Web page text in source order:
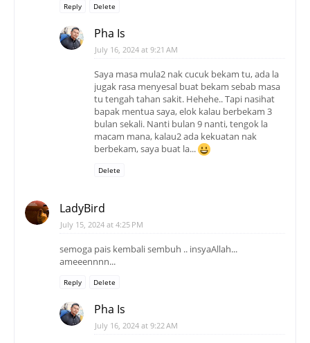
Reply Delete
Pha Is
July 16, 2024 at 9:21 AM
Saya masa mula2 nak cucuk bekam tu, ada la
jugak rasa menyesal buat bekam sebab masa
tu tengah tahan sakit. Hehehe.. Tapi nasihat
bapak mentua saya, elok kalau berbekam 3
bulan sekali. Nanti bulan 9 nanti, tengok la
macam mana, kalau2 ada kekuatan nak
berbekam, saya buat la...
Delete
LadyBird
July 15, 2024 at 4:25 PM
semoga pais kembali sembuh .. insyaAllah...
ameeennnn...
Reply Delete
Pha Is
July 16, 2024 at 9:22 AM